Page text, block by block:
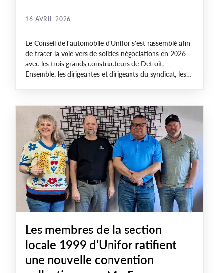
16 AVRIL 2026
Le Conseil de l'automobile d'Unifor s'est rassemblé afin
de tracer la voie vers de solides négociations en 2026
avec les trois grands constructeurs de Detroit.
Ensemble, les dirigeantes et dirigeants du syndicat, les
travailleurs retraités ont discuté des priorités de
négociation, de la lutte pour la défense des emplois et
des pressions mondiales qui influencent l'industrie
automobile canadienne.
Les membres de la section
locale 1999 d’Unifor ratifient
une nouvelle convention